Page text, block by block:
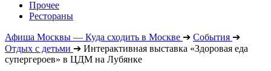
Прочее
Рестораны
Афиша Москвы — Куда сходить в Москве ➔ События ➔
Отдых с детьми ➔ Интерактивная выставка «Здоровая еда
супергероев» в ЦДМ на Лубянке